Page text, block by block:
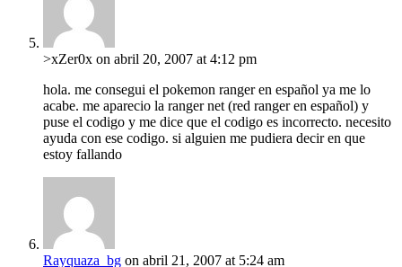
>xZer0x on abril 20, 2007 at 4:12 pm
hola. me consegui el pokemon ranger en español ya me lo
acabe. me aparecio la ranger net (red ranger en español) y
puse el codigo y me dice que el codigo es incorrecto. necesito
ayuda con ese codigo. si alguien me pudiera decir en que
estoy fallando
Rayquaza_bg on abril 21, 2007 at 5:24 am